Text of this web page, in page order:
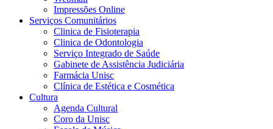
Impressões Online
Serviços Comunitários
Clinica de Fisioterapia
Clinica de Odontologia
Serviço Integrado de Saúde
Gabinete de Assistência Judiciária
Farmácia Unisc
Clínica de Estética e Cosmética
Cultura
Agenda Cultural
Coro da Unisc